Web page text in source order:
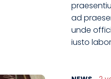
ad
unde
iusto